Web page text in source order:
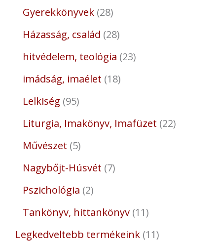
Gyerekkönyvek 28
Házasság, család 28
hitvédelem, teológia 23
imádság, imaélet 18
Lelkiség 95
Liturgia, Imakönyv, Imafüzet 22
Művészet 5
Nagybőjt-Húsvét 7
Pszichológia 2
Tankönyv, hittankönyv 11
Legkedveltebb termékeink 11